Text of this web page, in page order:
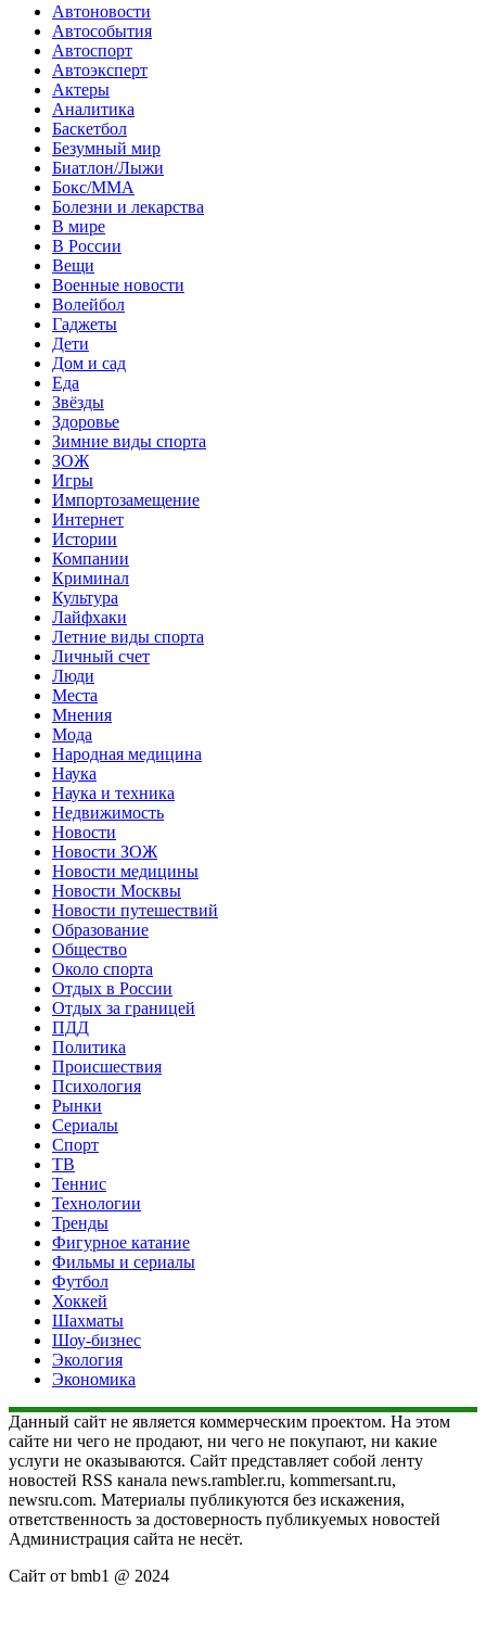
Автоновости
Автособытия
Автоспорт
Автоэксперт
Актеры
Аналитика
Баскетбол
Безумный мир
Биатлон/Лыжи
Бокс/MMA
Болезни и лекарства
В мире
В России
Вещи
Военные новости
Волейбол
Гаджеты
Дети
Дом и сад
Еда
Звёзды
Здоровье
Зимние виды спорта
ЗОЖ
Игры
Импортозамещение
Интернет
Истории
Компании
Криминал
Культура
Лайфхаки
Летние виды спорта
Личный счет
Люди
Места
Мнения
Мода
Народная медицина
Наука
Наука и техника
Недвижимость
Новости
Новости ЗОЖ
Новости медицины
Новости Москвы
Новости путешествий
Образование
Общество
Около спорта
Отдых в России
Отдых за границей
ПДД
Политика
Происшествия
Психология
Рынки
Сериалы
Спорт
ТВ
Теннис
Технологии
Тренды
Фигурное катание
Фильмы и сериалы
Футбол
Хоккей
Шахматы
Шоу-бизнес
Экология
Экономика
Данный сайт не является коммерческим проектом. На этом
сайте ни чего не продают, ни чего не покупают, ни какие
услуги не оказываются. Сайт представляет собой ленту
новостей RSS канала news.rambler.ru, kommersant.ru,
newsru.com. Материалы публикуются без искажения,
ответственность за достоверность публикуемых новостей
Администрация сайта не несёт.
Сайт от bmb1 @ 2024